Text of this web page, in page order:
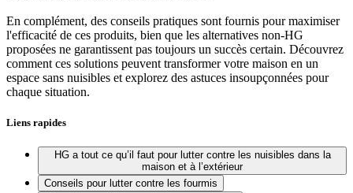
En complément, des conseils pratiques sont fournis pour maximiser
l'efficacité de ces produits, bien que les alternatives non-HG
proposées ne garantissent pas toujours un succès certain. Découvrez
comment ces solutions peuvent transformer votre maison en un
espace sans nuisibles et explorez des astuces insoupçonnées pour
chaque situation.
Liens rapides
HG a tout ce qu’il faut pour lutter contre les nuisibles dans la
maison et à l’extérieur
Conseils pour lutter contre les fourmis